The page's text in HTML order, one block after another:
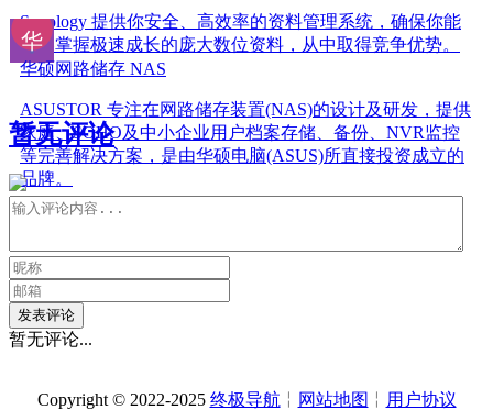
Synology 提供你安全、高效率的资料管理系统，确保你能
从容掌握极速成长的庞大数位资料，从中取得竞争优势。
华硕网路储存 NAS
ASUSTOR 专注在网路储存装置(NAS)的设计及研发，提供
家庭、SOHO及中小企业用户档案存储、备份、NVR监控
等完善解决方案，是由华硕电脑(ASUS)所直接投资成立的
品牌。
暂无评论
发表评论
暂无评论...
Copyright © 2022-2025 终极导航 ╎ 网站地图 ╎ 用户协议